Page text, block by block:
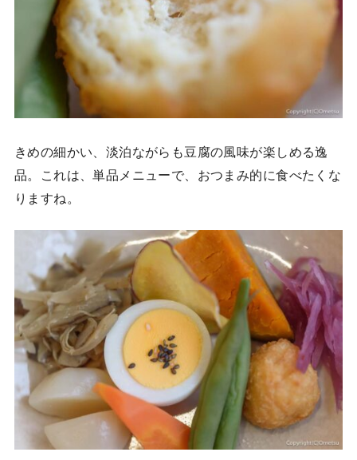
きめの細かい、淡泊ながらも豆腐の風味が楽しめる逸
品。これは、単品メニューで、おつまみ的に食べたくな
りますね。